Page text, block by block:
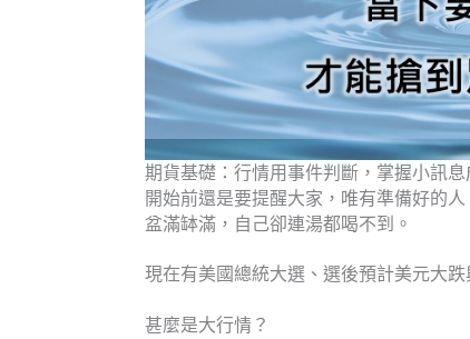
期貨基礎：行情用事件判斷，掌握小訊
開始前還是要提醒大家，唯有準備好的
盆滿缽滿，自己卻連湯都喝不到。
現在有美國總統大選、選後預計美元大
甚麼是大行情？